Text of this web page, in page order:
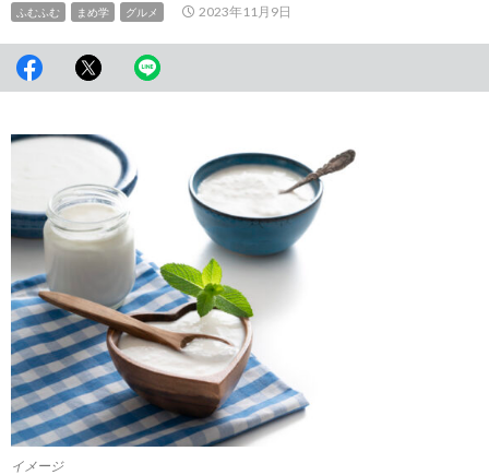
ふむふむ まめ学 グルメ 2023年11月9日
イメージ